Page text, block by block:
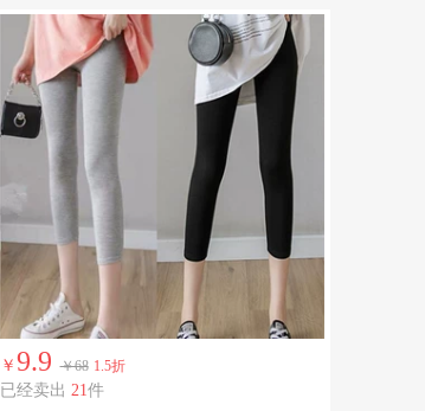
￥ 9.9 ￥68 1.5折
已经卖出 21件